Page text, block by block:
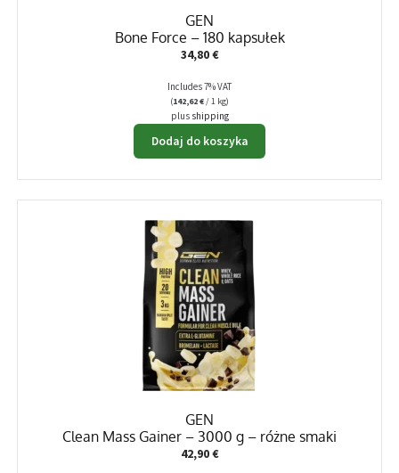
GEN
Bone Force – 180 kapsułek
34,80€
Includes 7% VAT
(142,62€/ 1 kg)
plus shipping
Dodaj do koszyka
GEN
Clean Mass Gainer – 3000 g – różne smaki
42,90€